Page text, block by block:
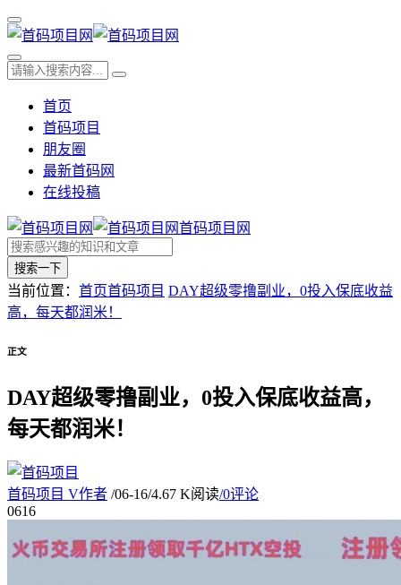
首页
首码项目
朋友圈
最新首码网
在线投稿
首码项目网
搜索一下
当前位置： 首页首码项目 DAY超级零撸副业，0投入保底收益
高，每天都润米！
正文
DAY超级零撸副业，0投入保底收益高，
每天都润米！
首码项目 V作者 /06-16/4.67 K阅读/0评论
0616